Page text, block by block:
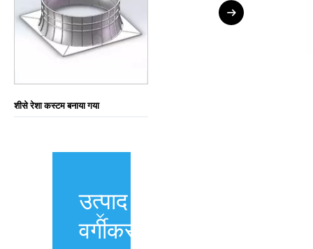
शीसे रेशा कस्टम बनाया गया
उत्पाद
वर्गीकरण